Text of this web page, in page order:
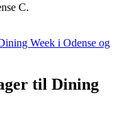
C.
Week i Odense og
til Dining